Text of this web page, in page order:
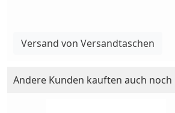
Versand von Versandtaschen
Andere Kunden kauften auch noch